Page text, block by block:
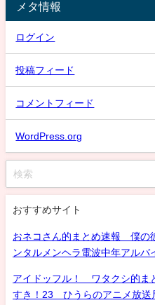
メタ情報
ログイン
投稿フィード
コメントフィード
WordPress.org
おすすめサイト
おネコさん的まとめ速報 僕の
ンタルメンヘラ電波中年アル
アイドッフル！ ワタクシ的ま
すき！23 ひうらのアニメ放送